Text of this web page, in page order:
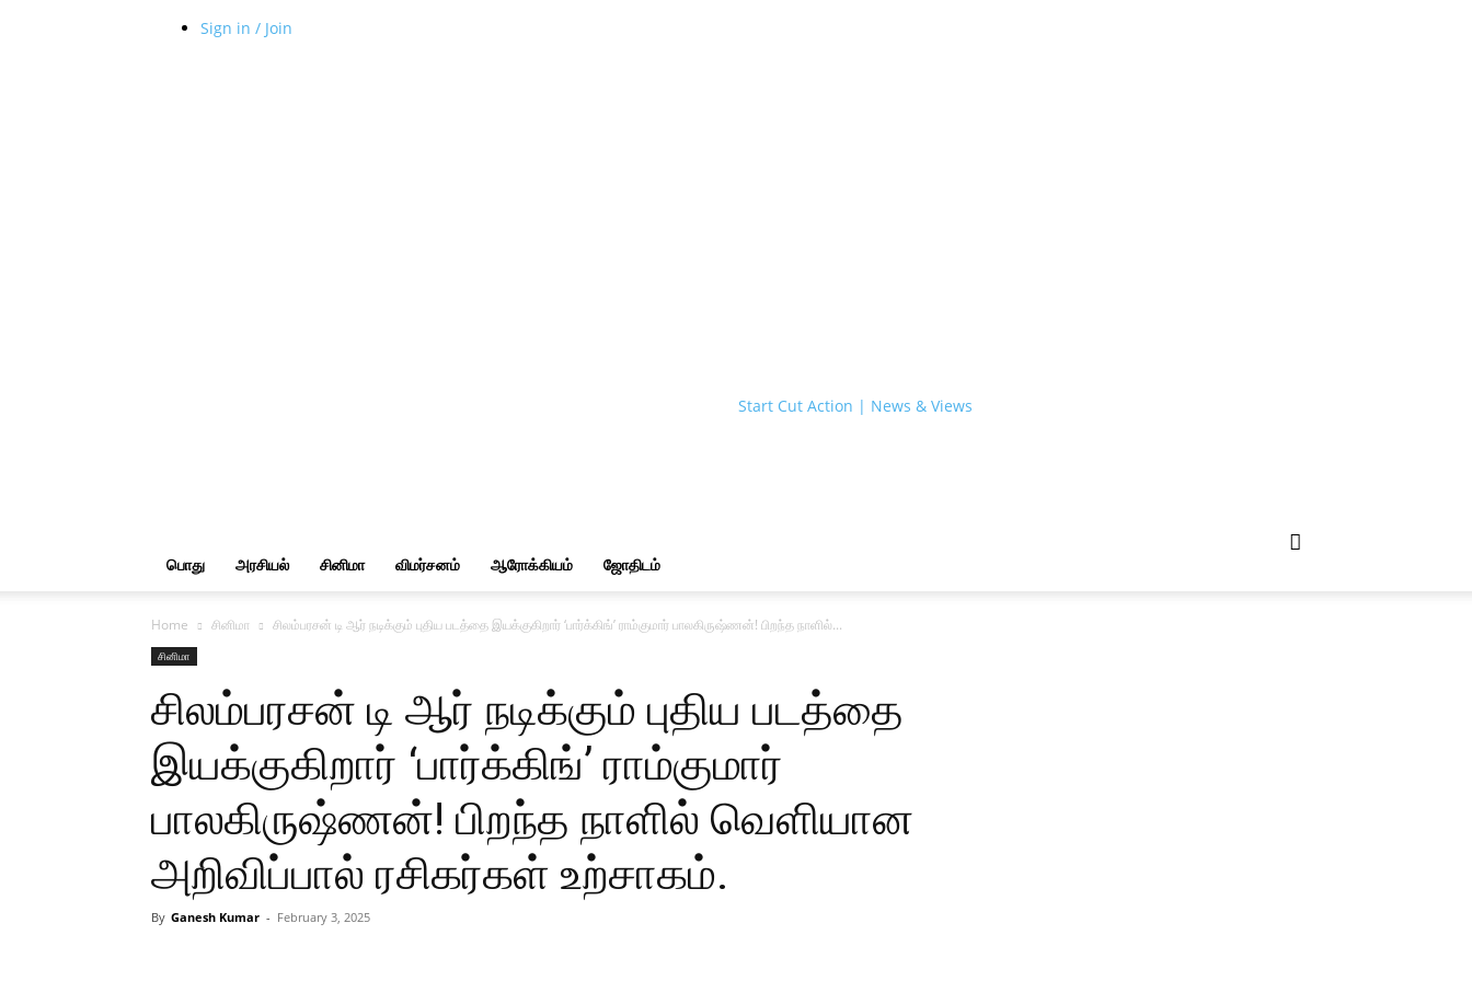
Sign in / Join
Start Cut Action | News & Views
பொது அரசியல் சினிமா விமர்சனம் ஆரோக்கியம் ஜோதிடம்
Home சினிமா சிலம்பரசன் டி ஆர் நடிக்கும் புதிய படத்தை இயக்குகிறார் ‘பார்க்கிங்’ ராம்குமார் பாலகிருஷ்ணன்! பிறந்த நாளில்...
சினிமா
சிலம்பரசன் டி ஆர் நடிக்கும் புதிய படத்தை
இயக்குகிறார் ‘பார்க்கிங்’ ராம்குமார்
பாலகிருஷ்ணன்! பிறந்த நாளில் வெளியான
அறிவிப்பால் ரசிகர்கள் உற்சாகம்.
By Ganesh Kumar - February 3, 2025